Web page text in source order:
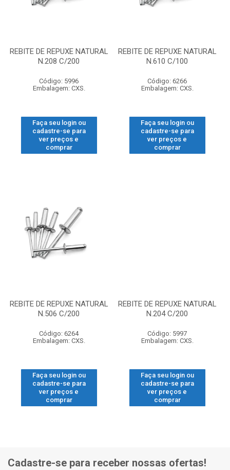
REBITE DE REPUXE NATURAL
N.208 C/200
Código: 5996
Embalagem: CXS.
Faça seu login ou
cadastre-se para
ver preços e
comprar
REBITE DE REPUXE NATURAL
N.610 C/100
Código: 6266
Embalagem: CXS.
Faça seu login ou
cadastre-se para
ver preços e
comprar
REBITE DE REPUXE NATURAL
N.506 C/200
Código: 6264
Embalagem: CXS.
Faça seu login ou
cadastre-se para
ver preços e
comprar
REBITE DE REPUXE NATURAL
N.204 C/200
Código: 5997
Embalagem: CXS.
Faça seu login ou
cadastre-se para
ver preços e
comprar
Cadastre-se para receber nossas ofertas!